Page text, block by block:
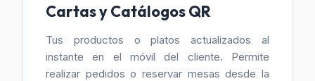
Cartas y Catálogos QR
Tus productos o platos actualizados al
instante en el móvil del cliente. Permite
realizar pedidos o reservar mesas desde la